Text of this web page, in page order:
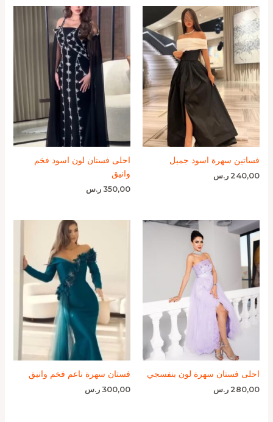
فساتين سهرة اسود جميل
240,00 ر.س
احلى فستان لون اسود فخم
وانيق
350,00 ر.س
احلى فستان سهرة لون بنفسجي
280,00 ر.س
فستان سهرة ناعم فخم وانيق
300,00 ر.س